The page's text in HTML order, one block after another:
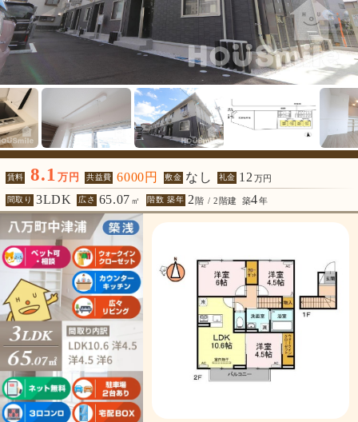
賃料 8.1 万円 共益費 6000円 敷金 なし 礼金 12 万円
間取り 3LDK 広さ 65.07 ㎡ 階数 築年 2 階 / 2階建 築4年